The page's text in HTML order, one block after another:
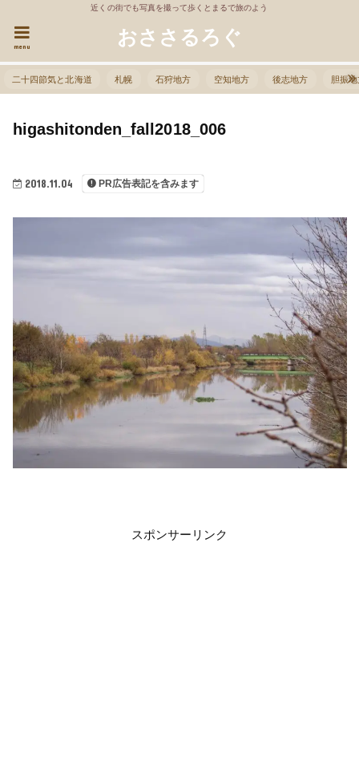
近くの街でも写真を撮って歩くとまるで旅のよう
おささるろぐ
menu
二十四節気と北海道 札幌 石狩地方 空知地方 後志地方 胆振
2018.11.04 PR広告表記を含みます
higashitonden_fall2018_006
スポンサーリンク